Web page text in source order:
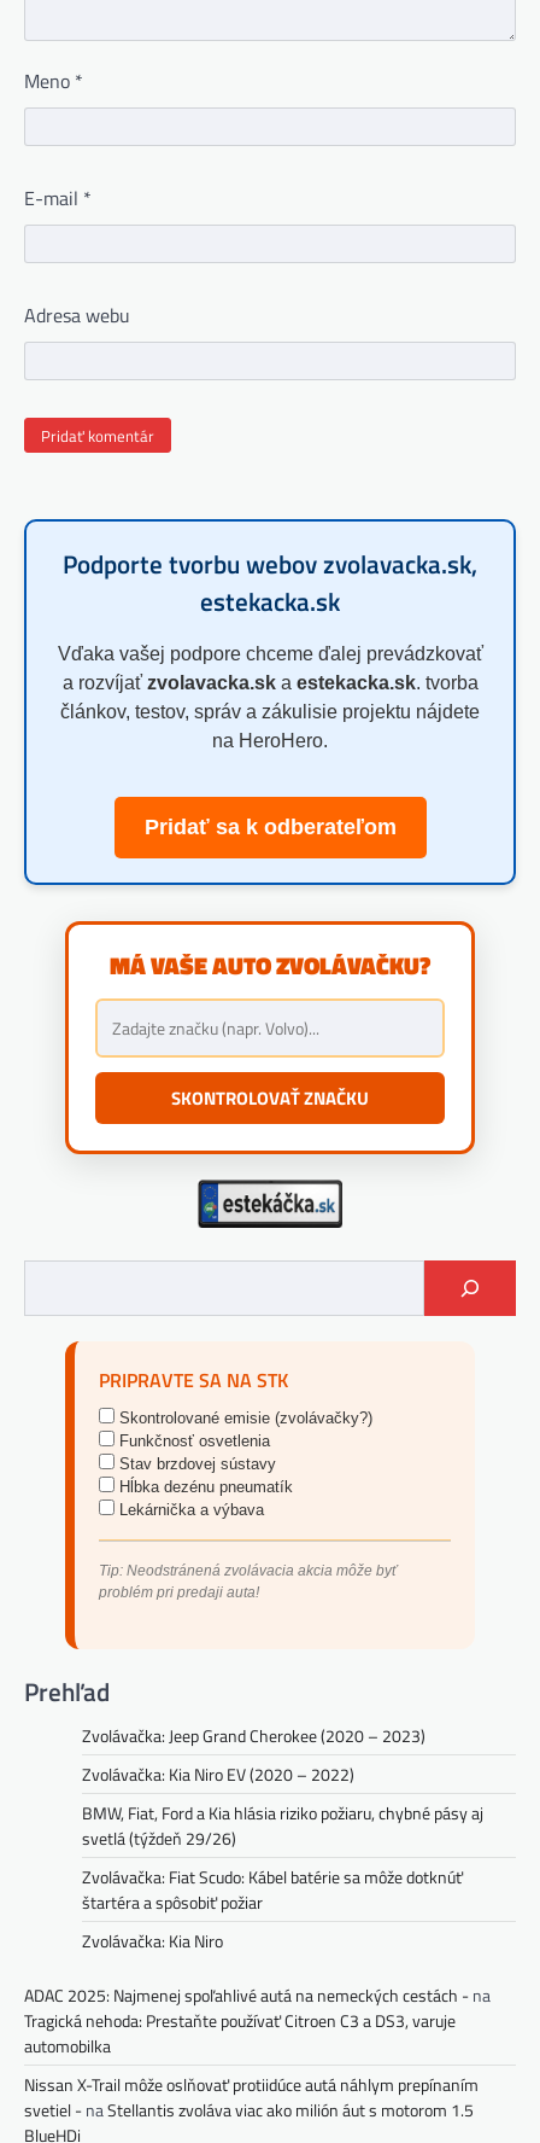
Meno *
E-mail *
Adresa webu
Podporte tvorbu webov zvolavacka.sk,
estekacka.sk
Vďaka vašej podpore chceme ďalej prevádzkovať
a rozvíjať zvolavacka.ska estekacka.sk. tvorba
článkov, testov, správ a zákulisie projektu nájdete
na HeroHero.
Pridať sa k odberateľom
MÁ VAŠE AUTO ZVOLÁVAČKU?
SKONTROLOVAŤ ZNAČKU
PRIPRAVTE SA NA STK
Skontrolované emisie (zvolávačky?)
Funkčnosť osvetlenia
Stav brzdovej sústavy
Hĺbka dezénu pneumatík
Lekárnička a výbava
Tip: Neodstránená zvolávacia akcia môže byť
problém pri predaji auta!
Prehľad
Zvolávačka: Jeep Grand Cherokee (2020 – 2023)
Zvolávačka: Kia Niro EV (2020 – 2022)
BMW, Fiat, Ford a Kia hlásia riziko požiaru, chybné pásy aj
svetlá (týždeň 29/26)
Zvolávačka: Fiat Scudo: Kábel batérie sa môže dotknúť
štartéra a spôsobiť požiar
Zvolávačka: Kia Niro
ADAC 2025: Najmenej spoľahlivé autá na nemeckých cestách -na
Tragická nehoda: Prestaňte používať Citroen C3 a DS3, varuje
automobilka
Nissan X-Trail môže oslňovať protiidúce autá náhlym prepínaním
svetiel -naStellantis zvoláva viac ako milión áut s motorom 1.5
BlueHDi